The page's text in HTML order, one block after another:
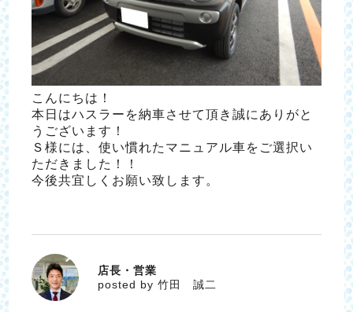
こんにちは！
本日はハスラーを納車させて頂き誠にありがと
うございます！
Ｓ様には、使い慣れたマニュアル車をご選択い
ただきました！！
今後共宜しくお願い致します。
竹田 誠二
店長・営業
posted by 竹田 誠二